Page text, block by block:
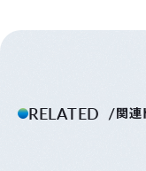
RELATED 関連